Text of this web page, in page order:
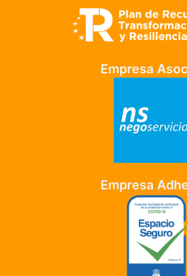
Empresa
Empresa